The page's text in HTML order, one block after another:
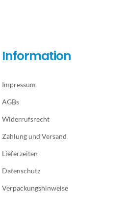
Information
Impressum
AGBs
Widerrufsrecht
Zahlung und Versand
Lieferzeiten
Datenschutz
Verpackungshinweise